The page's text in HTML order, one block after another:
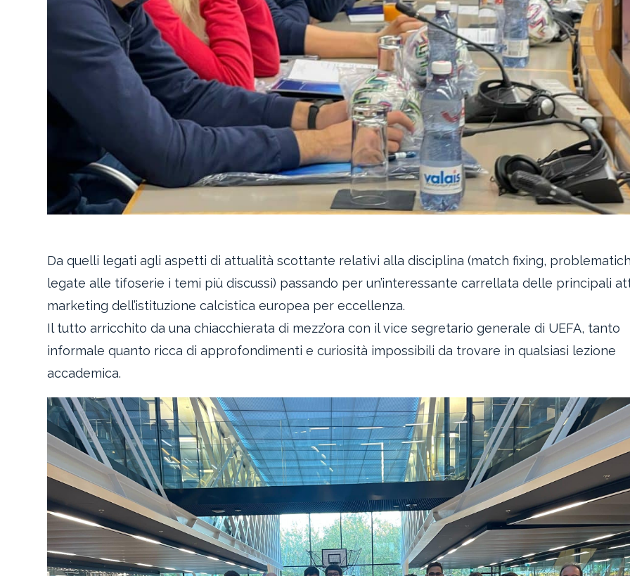
Da quelli legati agli aspetti di attualità scottante relativi alla disciplina (match fixing,
legate alle tifoserie i temi più discussi) passando per un’interessante carrellata delle principali
marketing dell’istituzione calcistica europea per eccellenza.
Il tutto arricchito da una chiacchierata di mezz’ora con il vice segretario generale di UEFA, tanto
informale quanto ricca di approfondimenti e curiosità impossibili da trovare in qualsiasi lezione
accademica.